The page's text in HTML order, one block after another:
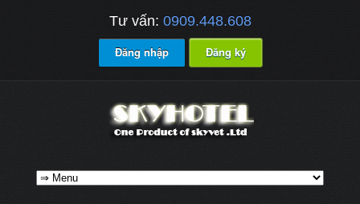
Tư vấn: 0909.448.608
Đăng nhập Đăng ký